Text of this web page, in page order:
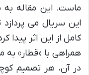
ماست. این مقاله به
این سریال می
کامل از این اثر پیدا
همراهی با «قطار»
در آن، هر تصمیم